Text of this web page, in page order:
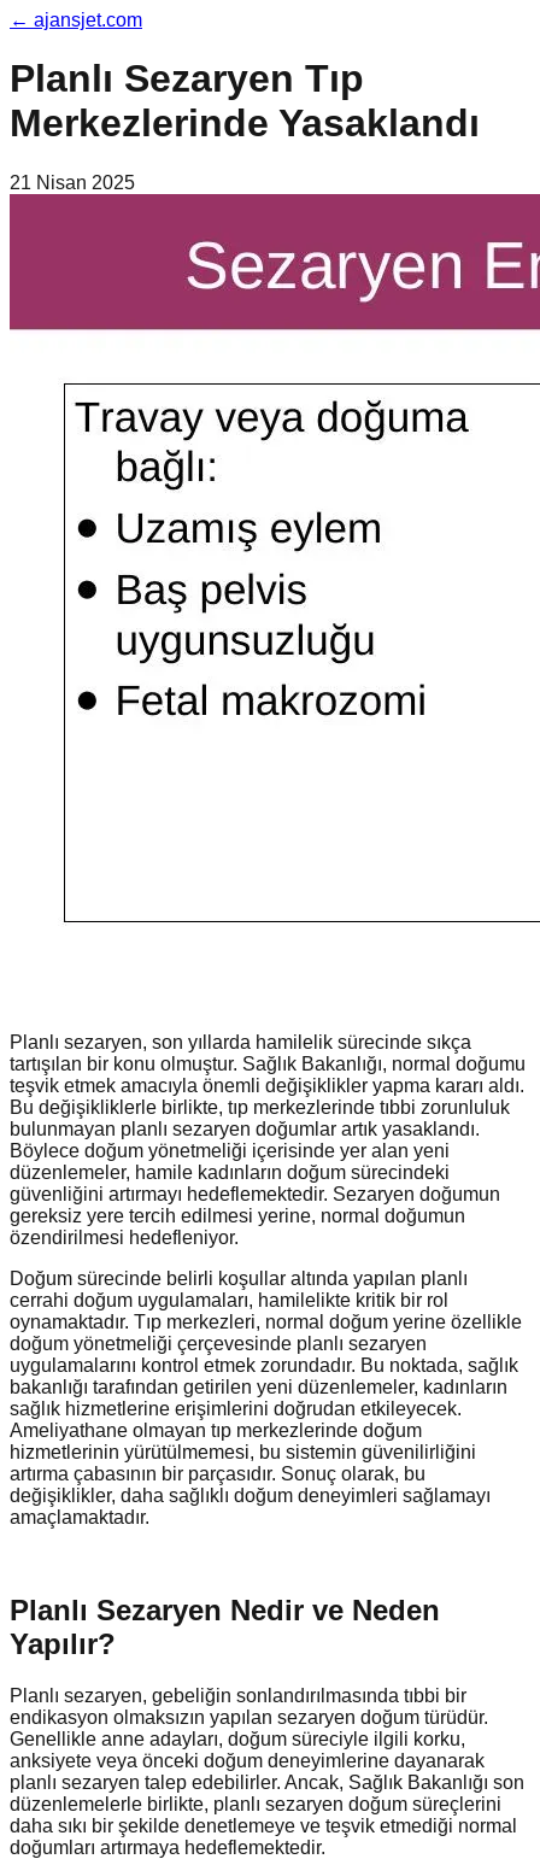
← ajansjet.com
Planlı Sezaryen Tıp
Merkezlerinde Yasaklandı
21 Nisan 2025
Planlı sezaryen, son yıllarda hamilelik sürecinde sıkça
tartışılan bir konu olmuştur. Sağlık Bakanlığı, normal doğumu
teşvik etmek amacıyla önemli değişiklikler yapma kararı aldı.
Bu değişikliklerle birlikte, tıp merkezlerinde tıbbi zorunluluk
bulunmayan planlı sezaryen doğumlar artık yasaklandı.
Böylece doğum yönetmeliği içerisinde yer alan yeni
düzenlemeler, hamile kadınların doğum sürecindeki
güvenliğini artırmayı hedeflemektedir. Sezaryen doğumun
gereksiz yere tercih edilmesi yerine, normal doğumun
özendirilmesi hedefleniyor.
Doğum sürecinde belirli koşullar altında yapılan planlı
cerrahi doğum uygulamaları, hamilelikte kritik bir rol
oynamaktadır. Tıp merkezleri, normal doğum yerine özellikle
doğum yönetmeliği çerçevesinde planlı sezaryen
uygulamalarını kontrol etmek zorundadır. Bu noktada, sağlık
bakanlığı tarafından getirilen yeni düzenlemeler, kadınların
sağlık hizmetlerine erişimlerini doğrudan etkileyecek.
Ameliyathane olmayan tıp merkezlerinde doğum
hizmetlerinin yürütülmemesi, bu sistemin güvenilirliğini
artırma çabasının bir parçasıdır. Sonuç olarak, bu
değişiklikler, daha sağlıklı doğum deneyimleri sağlamayı
amaçlamaktadır.
Planlı Sezaryen Nedir ve Neden
Yapılır?
Planlı sezaryen, gebeliğin sonlandırılmasında tıbbi bir
endikasyon olmaksızın yapılan sezaryen doğum türüdür.
Genellikle anne adayları, doğum süreciyle ilgili korku,
anksiyete veya önceki doğum deneyimlerine dayanarak
planlı sezaryen talep edebilirler. Ancak, Sağlık Bakanlığı son
düzenlemelerle birlikte, planlı sezaryen doğum süreçlerini
daha sıkı bir şekilde denetlemeye ve teşvik etmediği normal
doğumları artırmaya hedeflemektedir.